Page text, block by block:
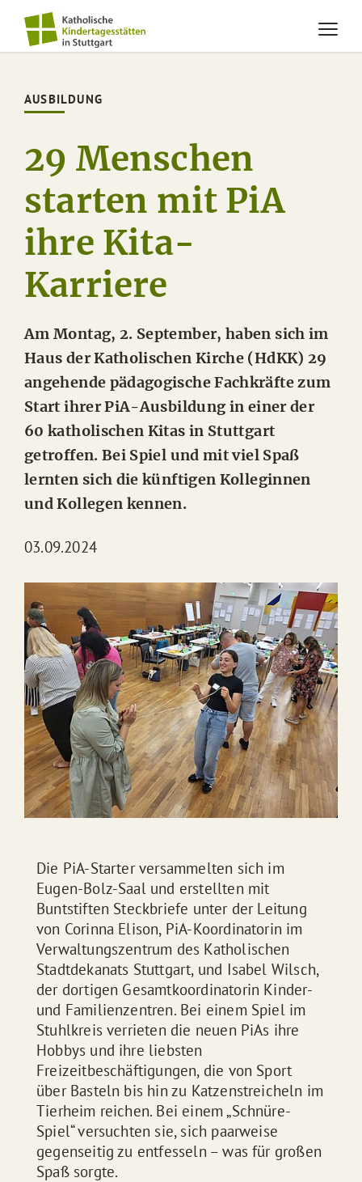
AUSBILDUNG
29 Menschen
starten mit PiA
ihre Kita-
Karriere
Am Montag, 2. September, haben sich im
Haus der Katholischen Kirche (HdKK) 29
angehende pädagogische Fachkräfte zum
Start ihrer PiA-Ausbildung in einer der
60 katholischen Kitas in Stuttgart
getroffen. Bei Spiel und mit viel Spaß
lernten sich die künftigen Kolleginnen
und Kollegen kennen.
03.09.2024
Die PiA-Starter versammelten sich im
Eugen-Bolz-Saal und erstellten mit
Buntstiften Steckbriefe unter der Leitung
von Corinna Elison, PiA-Koordinatorin im
Verwaltungszentrum des Katholischen
Stadtdekanats Stuttgart, und Isabel Wilsch,
der dortigen Gesamtkoordinatorin Kinder-
und Familienzentren. Bei einem Spiel im
Stuhlkreis verrieten die neuen PiAs ihre
Hobbys und ihre liebsten
Freizeitbeschäftigungen, die von Sport
über Basteln bis hin zu Katzenstreicheln im
Tierheim reichen. Bei einem „Schnüre-
Spiel“ versuchten sie, sich paarweise
gegenseitig zu entfesseln – was für großen
Spaß sorgte.